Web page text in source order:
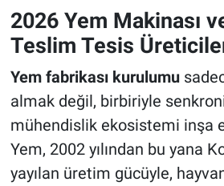
2026 Yem Makinası
Teslim Tesis
Yem fabrikası kurulumu
almak değil, birbiriyle
mühendislik ekosistemi inşa
Yem, 2002 yılından bu yana
yayılan üretim gücüyle,
Çevre
Yerel
Magazin
Bilim ve Teknoloji